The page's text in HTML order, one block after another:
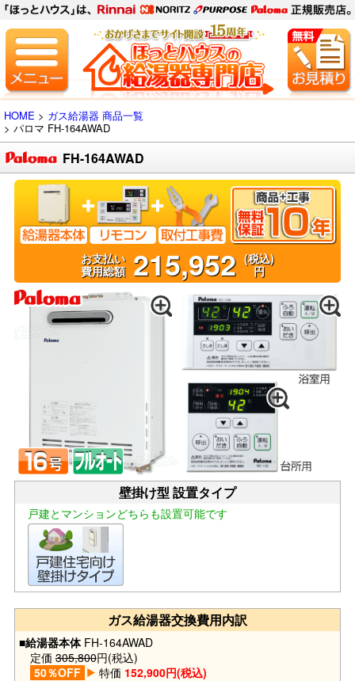
HOME > ガス給湯器 商品一覧
> パロマ FH-164AWAD
FH-164AWAD
お支払い
費用総額215,952 (税込)
円
壁掛け型 設置タイプ
戸建とマンションどちらも設置可能です
ガス給湯器交換費用内訳
■給湯器本体FH-164AWAD
定価 305,800円(税込)
50％OFF
特価 152,900円(税込)